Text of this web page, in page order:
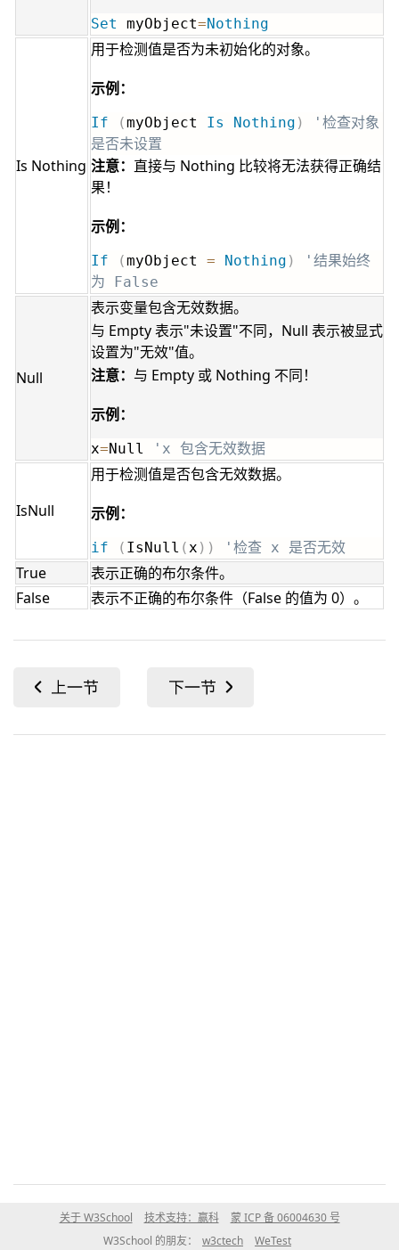
Set myObject=Nothing
Is Nothing
用于检测值是否为未初始化的对象。
示例：
If (myObject Is Nothing )
'检查对象
是否未设置
注意： 直接与 Nothing 比较将无法获得正确结
果！
示例：
If (myObject = Nothing )
'结果始终
为 False
Null
表示变量包含无效数据。
与 Empty 表示"未设置"不同，Null 表示被显式
设置为"无效"值。
注意： 与 Empty 或 Nothing 不同！
示例：
x=Null 'x 包含无效数据
IsNull
用于检测值是否包含无效数据。
示例：
if ( IsNull (x ) ) '检查 x 是否无效
True
表示正确的布尔条件。
False
表示不正确的布尔条件（False 的值为 0）。
关于 W3School 技术支持：赢科
蒙 ICP 备 06004630 号
W3School 的朋友：
w3ctech WeTest